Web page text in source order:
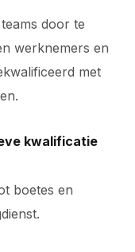
door te
werknemers en
met
kwalificatie
boetes en